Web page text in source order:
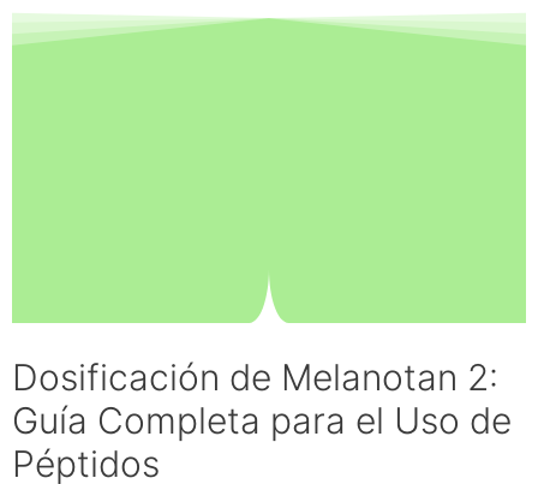
Dosificación de Melanotan 2:
Guía Completa para el Uso de
Péptidos